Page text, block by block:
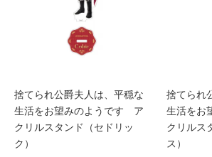
捨てられ公爵夫人は、平穏な
生活をお望みのようです ア
クリルスタンド（セドリッ
ク）
捨てられ
生活をお
クリルス
ス）